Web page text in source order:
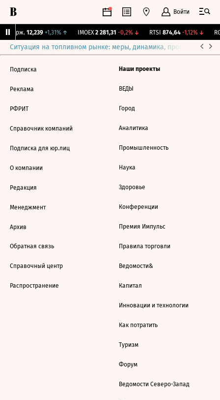
Войти
Бирж. 12,239 +1,31%↑ IMOEX 2 281,31 -0,2%↓ RTSI 874,64 -1,12%↓
Ситуация на топливном рынке: меры, динамика, прогнозы
Подписка
Реклама
РФРИТ
Справочник компаний
Подписка для юр.лиц
О компании
Редакция
Менеджмент
Архив
Обратная связь
Справочный центр
Распространение
Наши проекты
ВЕДЫ
Город
Аналитика
Промышленность
Наука
Здоровье
Конференции
Премия Импульс
Правила торговли
Ведомости&
Капитал
Инновации и технологии
Как потратить
Туризм
Форум
Ведомости Северо-Запад